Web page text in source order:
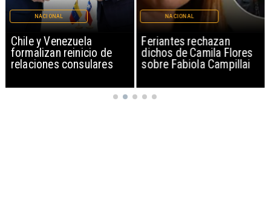
Chile y Venezuela
formalizan reinicio de
relaciones consulares
NACIONAL
Feriantes rechazan
dichos de Camila Flores
sobre Fabiola Campillai
NACIONAL